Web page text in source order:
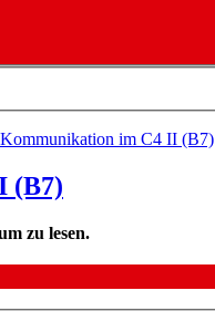
im C4 II (B7)
(B7)
zu lesen.